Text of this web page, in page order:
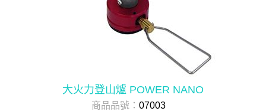
大火力登山爐 POWER NANO
商品品號： 07003